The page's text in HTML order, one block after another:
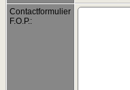
Contactformulier
F.O.P.: